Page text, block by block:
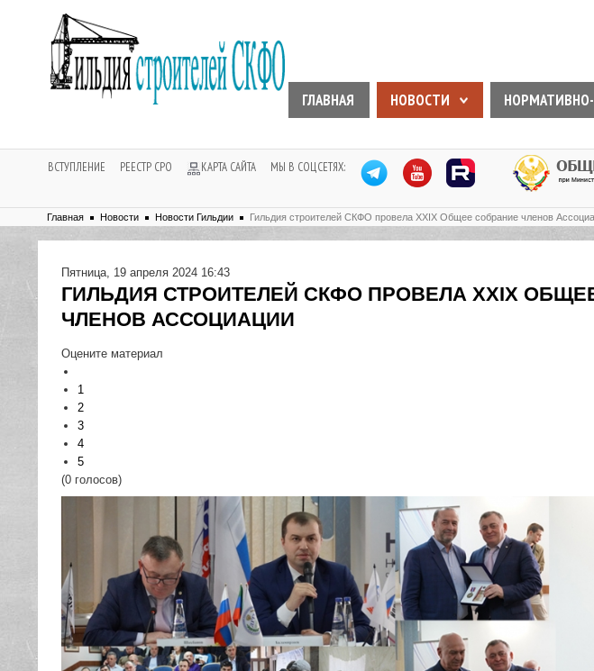
ГЛАВНАЯ НОВОСТИ
ВСТУПЛЕНИЕ РЕЕСТР СРО КАРТА САЙТА МЫ В СОЦСЕТЯХ:
Главная Новости Новости Гильдии Гильдия строителей СКФО провела XXIX Общее собрание членов
Пятница, 19 апреля 2024 16:43
ГИЛЬДИЯ СТРОИТЕЛЕЙ СКФО ПРОВЕЛА XXIX
ЧЛЕНОВ АССОЦИАЦИИ
Оцените материал
1
2
3
4
5
(0 голосов)